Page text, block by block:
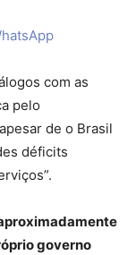
com as
pelo
de o Brasil
déficits
governo